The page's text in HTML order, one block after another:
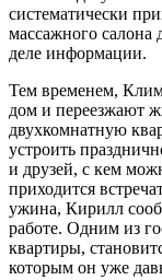
систематически
массажного салона
деле информации.
Тем временем,
дом и переезжают
двухкомнатную
устроить
и друзей, с кем
приходится
ужина, Кирилл
работе. Одним из
квартиры,
которым он уже